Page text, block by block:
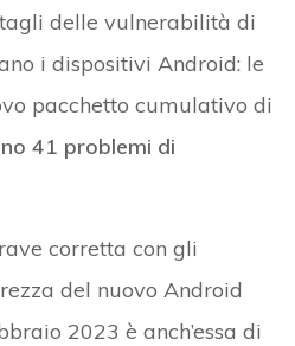
delle vulnerabilità di
i dispositivi Android: le
pacchetto cumulativo di
41 problemi di
corretta con gli
del nuovo Android
2023 è anch’essa di